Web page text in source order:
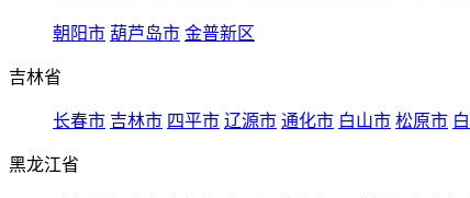
朝阳市 葫芦岛市 金普新区
吉林省
长春市 吉林市 四平市 辽源市 通化市 白山市 松原市
黑龙江省